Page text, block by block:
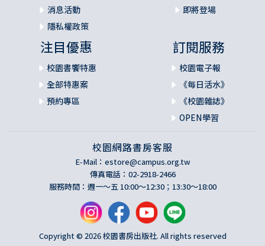
消息活動
隱私權政策
即將登場
注目優惠
校園書饗特惠
全部特惠案
預約專區
訂閱服務
校園電子報
《每日活水》
《校園雜誌》
OPEN學習
校園網路書房客服
E-Mail： estore@campus.org.tw
傳真電話：02-2918-2466
服務時間：週一～五 10:00～12:30；13:30～18:00
Copyright © 2026 校園書房出版社. All rights reserved